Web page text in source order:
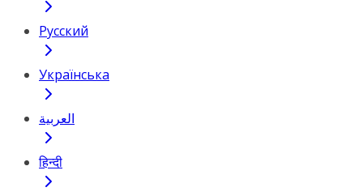
Русский
Українська
العربية
हिन्दी